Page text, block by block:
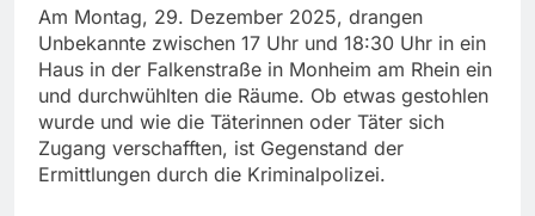
Am Montag, 29. Dezember 2025, drangen
Unbekannte zwischen 17 Uhr und 18:30 Uhr in ein
Haus in der Falkenstraße in Monheim am Rhein ein
und durchwühlten die Räume. Ob etwas gestohlen
wurde und wie die Täterinnen oder Täter sich
Zugang verschafften, ist Gegenstand der
Ermittlungen durch die Kriminalpolizei.